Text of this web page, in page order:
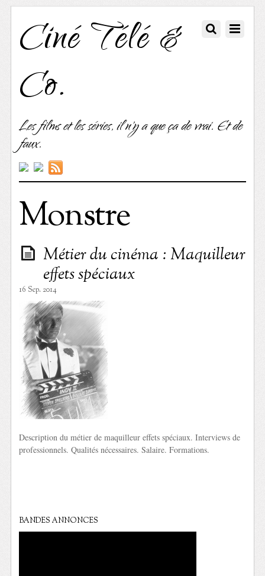
Ciné Télé &
Co.
Les films et les séries, il n'y a que ça de vrai. Et de
faux.
Monstre
Métier du cinéma : Maquilleur
effets spéciaux
16 Sep. 2014
Description du métier de maquilleur effets spéciaux. Interviews de
professionnels. Qualités nécessaires. Salaire. Formations.
BANDES ANNONCES